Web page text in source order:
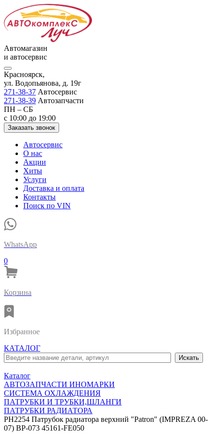
Автомагазин
и автосервис
Красноярск,
ул. Водопьянова, д. 19г
271-38-37 Автосервис
271-38-39 Автозапчасти
ПН – СБ
с 10:00 до 19:00
Заказать звонок
Автосервис
О нас
Акции
Хиты
Услуги
Доставка и оплата
Контакты
Поиск по VIN
WhatsApp
0
Корзина
Избранное
КАТАЛОГ
Каталог
АВТОЗАПЧАСТИ ИНОМАРКИ
СИСТЕМА ОХЛАЖДЕНИЯ
ПАТРУБКИ И ТРУБКИ,ШЛАНГИ
ПАТРУБКИ РАДИАТОРА
PH2254 Патрубок радиатора верхний "Patron" (IMPREZA 00-
07) BP-073 45161-FE050